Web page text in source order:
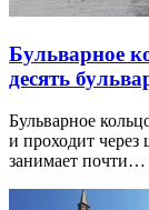
Бульварное
десять
Бульварное
и проходит
занимает почти…